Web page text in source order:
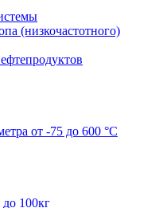
(низкочастотного)
от -75 до 600 °С
100кг